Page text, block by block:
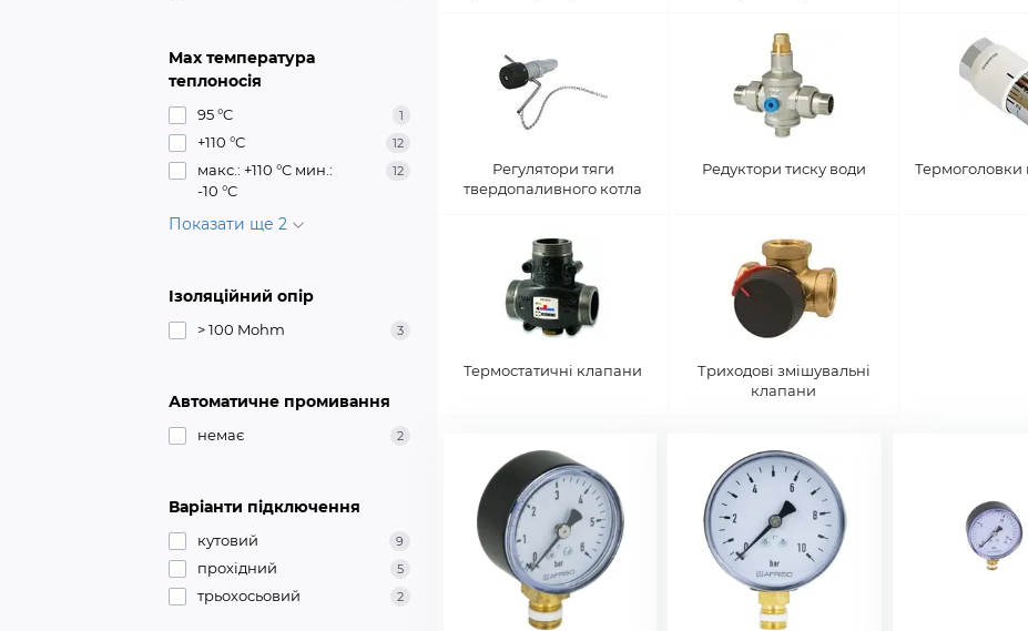
Max температура
теплоносія
95 °C 1
+110 °С 12
макс.: +110 °C мин.:
-10 °C
12
Показати ще 2
Ізоляційний опір
> 100 Mohm 3
Автоматичне промивання
немає 2
Варіанти підключення
кутовий 9
прохідний 5
трьохосьовий 2
Регулятори тяги
твердопаливного котла
Редуктори тиску води
Термостатичні клапани
Триходові змішувальні
клапани